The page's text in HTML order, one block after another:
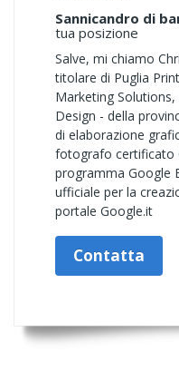
Sannicandro di
tua posizione
Salve, mi chiamo
titolare di Puglia
Marketing Solutions,
Design - della
di elaborazione
fotografo certificato
programma Google
ufficiale per la
portale Google.it
Contatta